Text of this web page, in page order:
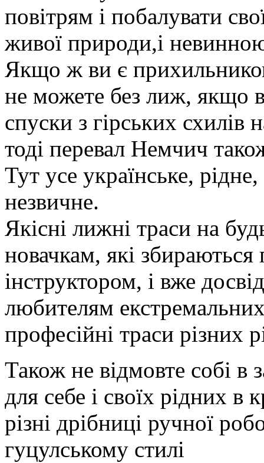
повітрям і побалувати
живої природи,і
Якщо ж ви є
не можете без лиж, якщо
спуски з гірських схилів
тоді перевал Немчич
Тут усе українське,
незвичне.
Якісні лижні траси на
новачкам, які збираються
інструктором, і вже
любителям
професійні траси різних
Також не відмовте собі в
для себе і своїх рідних в
різні дрібниці ручної
гуцулському стилі